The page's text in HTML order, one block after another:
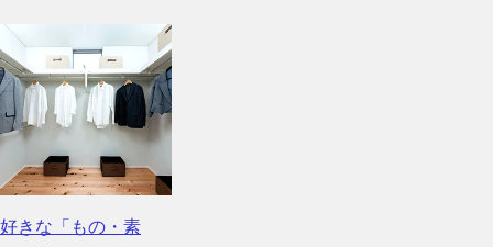
好きな「もの・素